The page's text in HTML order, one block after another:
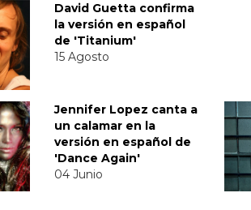
David Guetta confirma
la versión en español
de 'Titanium'
15 Agosto
Jennifer Lopez canta a
un calamar en la
versión en español de
'Dance Again'
04 Junio